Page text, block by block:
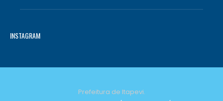
INSTAGRAM
Prefeitura de Itapevi.